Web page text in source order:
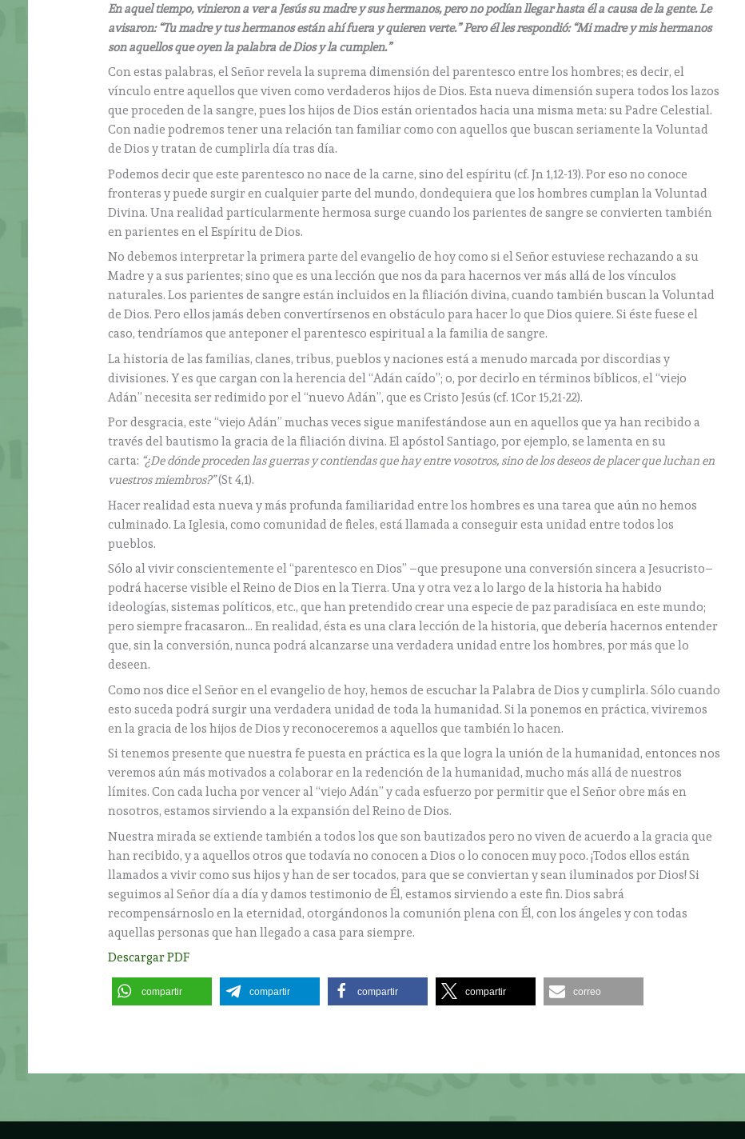
En aquel tiempo, vinieron a ver a Jesús su madre y sus hermanos, pero no podían llegar hasta él a causa de la gente. Le
avisaron: “Tu madre y tus hermanos están ahí fuera y quieren verte.” Pero él les respondió: “Mi madre y mis hermanos
son aquellos que oyen la palabra de Dios y la cumplen.”
Con estas palabras, el Señor revela la suprema dimensión del parentesco entre los hombres; es decir, el
vínculo entre aquellos que viven como verdaderos hijos de Dios. Esta nueva dimensión supera todos los lazos
que proceden de la sangre, pues los hijos de Dios están orientados hacia una misma meta: su Padre Celestial.
Con nadie podremos tener una relación tan familiar como con aquellos que buscan seriamente la Voluntad
de Dios y tratan de cumplirla día tras día.
Podemos decir que este parentesco no nace de la carne, sino del espíritu (cf. Jn 1,12-13). Por eso no conoce
fronteras y puede surgir en cualquier parte del mundo, dondequiera que los hombres cumplan la Voluntad
Divina. Una realidad particularmente hermosa surge cuando los parientes de sangre se convierten también
en parientes en el Espíritu de Dios.
No debemos interpretar la primera parte del evangelio de hoy como si el Señor estuviese rechazando a su
Madre y a sus parientes; sino que es una lección que nos da para hacernos ver más allá de los vínculos
naturales. Los parientes de sangre están incluidos en la filiación divina, cuando también buscan la Voluntad
de Dios. Pero ellos jamás deben convertírsenos en obstáculo para hacer lo que Dios quiere. Si éste fuese el
caso, tendríamos que anteponer el parentesco espiritual a la familia de sangre.
La historia de las familias, clanes, tribus, pueblos y naciones está a menudo marcada por discordias y
divisiones. Y es que cargan con la herencia del “Adán caído”; o, por decirlo en términos bíblicos, el “viejo
Adán” necesita ser redimido por el “nuevo Adán”, que es Cristo Jesús (cf. 1Cor 15,21-22).
Por desgracia, este “viejo Adán” muchas veces sigue manifestándose aun en aquellos que ya han recibido a
través del bautismo la gracia de la filiación divina. El apóstol Santiago, por ejemplo, se lamenta en su
carta: “¿De dónde proceden las guerras y contiendas que hay entre vosotros, sino de los deseos de placer que luchan en
vuestros miembros?”(St 4,1).
Hacer realidad esta nueva y más profunda familiaridad entre los hombres es una tarea que aún no hemos
culminado. La Iglesia, como comunidad de fieles, está llamada a conseguir esta unidad entre todos los
pueblos.
Sólo al vivir conscientemente el “parentesco en Dios” –que presupone una conversión sincera a Jesucristo–
podrá hacerse visible el Reino de Dios en la Tierra. Una y otra vez a lo largo de la historia ha habido
ideologías, sistemas políticos, etc., que han pretendido crear una especie de paz paradisíaca en este mundo;
pero siempre fracasaron… En realidad, ésta es una clara lección de la historia, que debería hacernos entender
que, sin la conversión, nunca podrá alcanzarse una verdadera unidad entre los hombres, por más que lo
deseen.
Como nos dice el Señor en el evangelio de hoy, hemos de escuchar la Palabra de Dios y cumplirla. Sólo cuando
esto suceda podrá surgir una verdadera unidad de toda la humanidad. Si la ponemos en práctica, viviremos
en la gracia de los hijos de Dios y reconoceremos a aquellos que también lo hacen.
Si tenemos presente que nuestra fe puesta en práctica es la que logra la unión de la humanidad, entonces nos
veremos aún más motivados a colaborar en la redención de la humanidad, mucho más allá de nuestros
límites. Con cada lucha por vencer al “viejo Adán” y cada esfuerzo por permitir que el Señor obre más en
nosotros, estamos sirviendo a la expansión del Reino de Dios.
Nuestra mirada se extiende también a todos los que son bautizados pero no viven de acuerdo a la gracia que
han recibido, y a aquellos otros que todavía no conocen a Dios o lo conocen muy poco. ¡Todos ellos están
llamados a vivir como sus hijos y han de ser tocados, para que se conviertan y sean iluminados por Dios! Si
seguimos al Señor día a día y damos testimonio de Él, estamos sirviendo a este fin. Dios sabrá
recompensárnoslo en la eternidad, otorgándonos la comunión plena con Él, con los ángeles y con todas
aquellas personas que han llegado a casa para siempre.
Descargar PDF
compartir compartir compartir compartir correo